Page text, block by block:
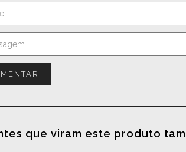
que viram este produto